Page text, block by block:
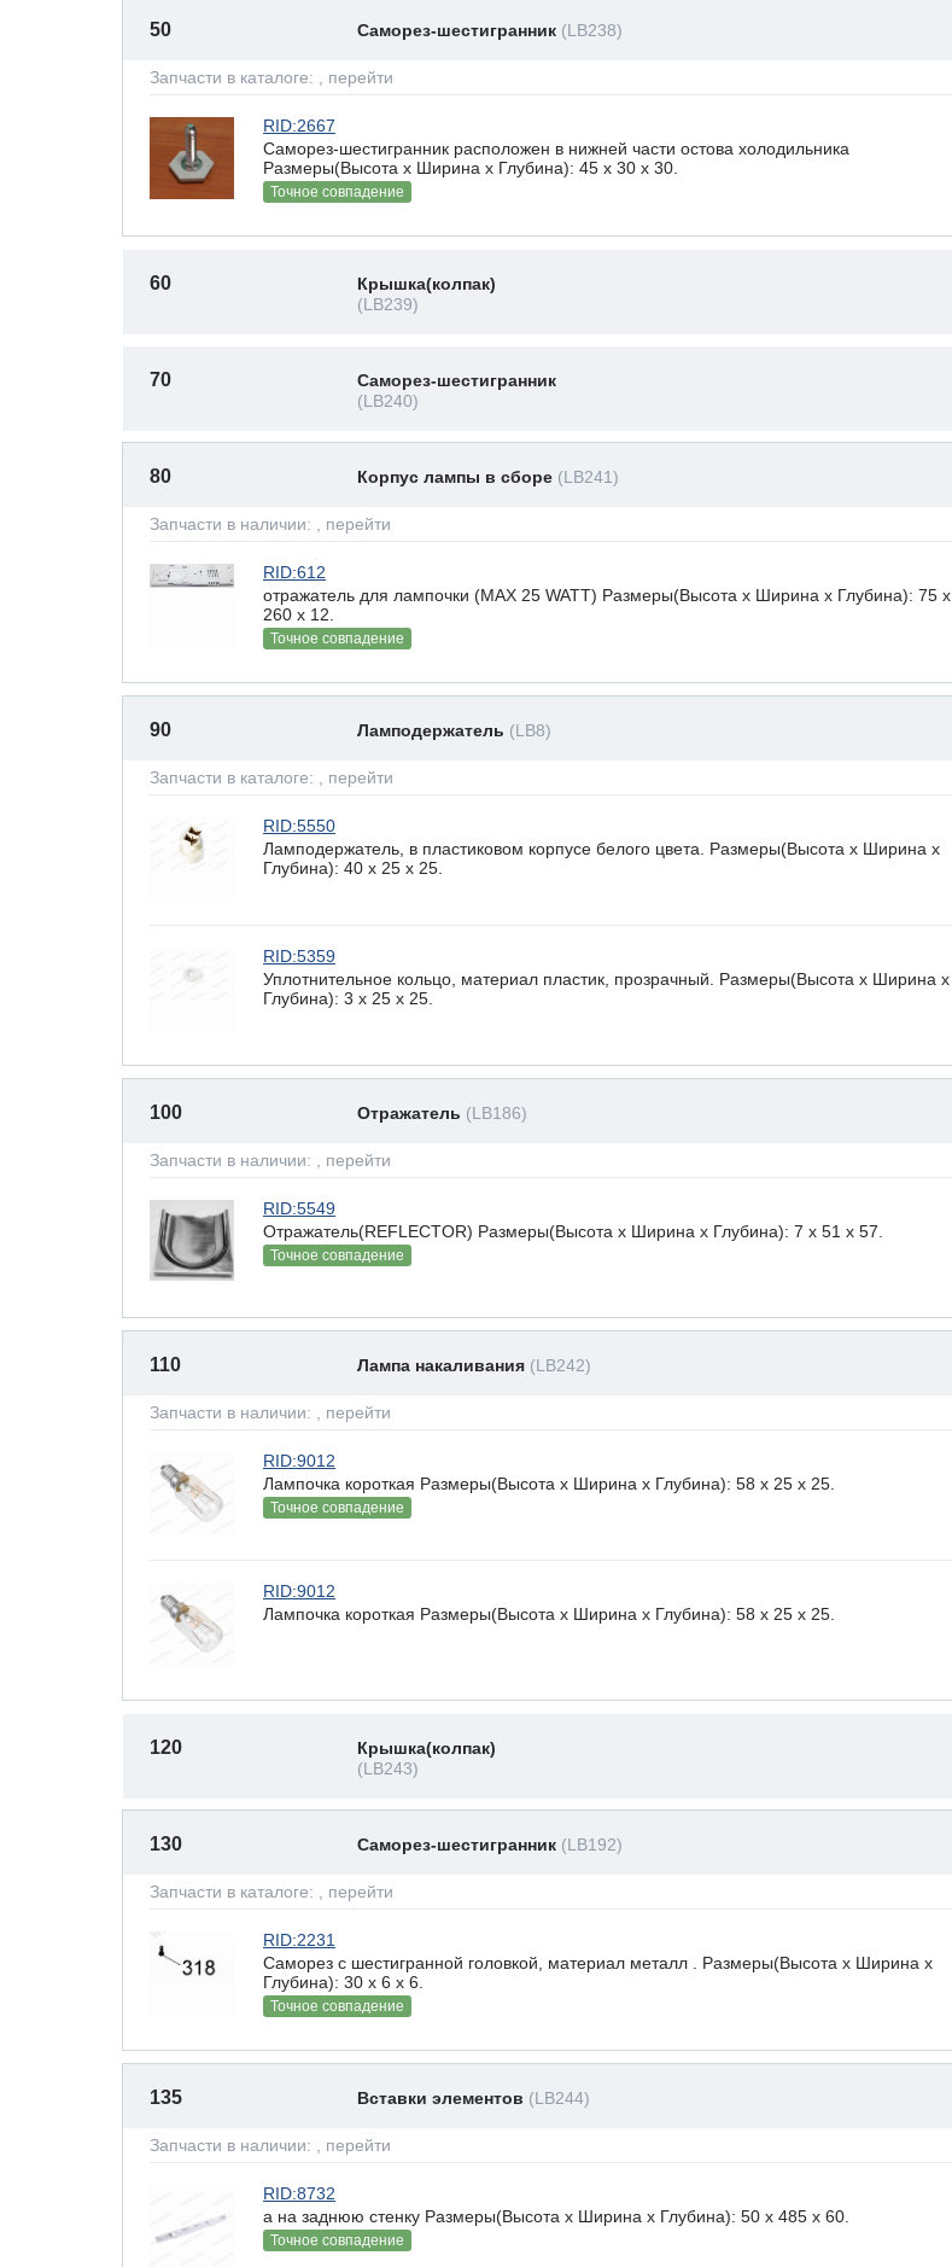
50 Саморез-шестигранник (LB238)
Запчасти в каталоге: , перейти
RID:2667
Саморез-шестигранник расположен в нижней части остова холодильника
Размеры(Высота х Ширина х Глубина): 45 x 30 х 30.
Точное совпадение
60
Крышка(колпак)
(LB239)
70
Саморез-шестигранник
(LB240)
80 Корпус лампы в сборе (LB241)
Запчасти в наличии: , перейти
RID:612
отражатель для лампочки (MAX 25 WATT) Размеры(Высота х Ширина х Глубина): 75 x
260 х 12.
Точное совпадение
90 Ламподержатель (LB8)
Запчасти в каталоге: , перейти
RID:5550
Ламподержатель, в пластиковом корпусе белого цвета. Размеры(Высота х Ширина х
Глубина): 40 x 25 х 25.
RID:5359
Уплотнительное кольцо, материал пластик, прозрачный. Размеры(Высота х Ширина х
Глубина): 3 x 25 х 25.
100 Отражатель (LB186)
Запчасти в наличии: , перейти
RID:5549
Отражатель(REFLECTOR) Размеры(Высота х Ширина х Глубина): 7 x 51 х 57.
Точное совпадение
110 Лампа накаливания (LB242)
Запчасти в наличии: , перейти
RID:9012
Лампочка короткая Размеры(Высота х Ширина х Глубина): 58 x 25 х 25.
Точное совпадение
RID:9012
Лампочка короткая Размеры(Высота х Ширина х Глубина): 58 x 25 х 25.
120
Крышка(колпак)
(LB243)
130 Саморез-шестигранник (LB192)
Запчасти в каталоге: , перейти
RID:2231
Саморез с шестигранной головкой, материал металл . Размеры(Высота х Ширина х
Глубина): 30 x 6 х 6.
Точное совпадение
135 Вставки элементов (LB244)
Запчасти в наличии: , перейти
RID:8732
а на заднюю стенку Размеры(Высота х Ширина х Глубина): 50 x 485 х 60.
Точное совпадение